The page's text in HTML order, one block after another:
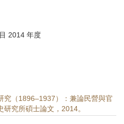
2014 年度
究（1896–1937）：兼論民營與官
究所碩士論文，2014。